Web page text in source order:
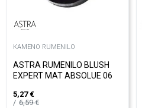
KAMENO RUMENILO
ASTRA RUMENILO BLUSH
EXPERT MAT ABSOLUE 06
5,27 €
6,59€